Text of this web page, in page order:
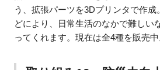
う、拡張パーツを3Dプリンタで作
どにより、日常生活のなかで難し
ってくれます。現在は全4種を販売中